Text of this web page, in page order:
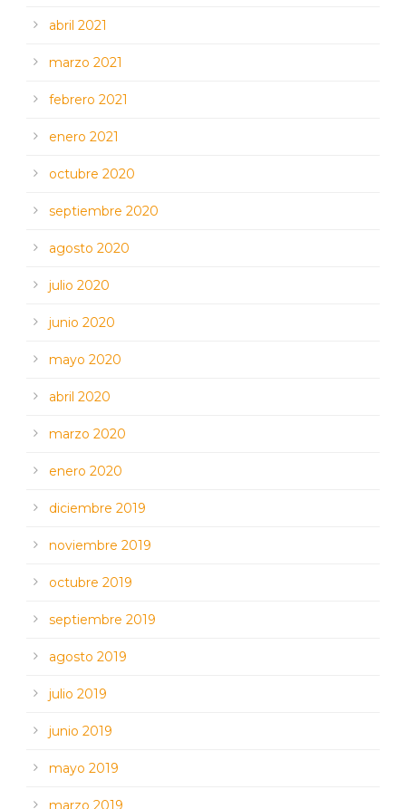
abril 2021
marzo 2021
febrero 2021
enero 2021
octubre 2020
septiembre 2020
agosto 2020
julio 2020
junio 2020
mayo 2020
abril 2020
marzo 2020
enero 2020
diciembre 2019
noviembre 2019
octubre 2019
septiembre 2019
agosto 2019
julio 2019
junio 2019
mayo 2019
marzo 2019